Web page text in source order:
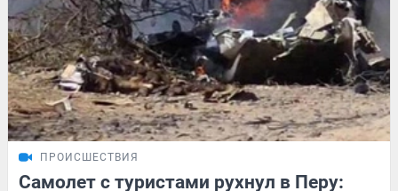
ПРОИСШЕСТВИЯ
Самолет с туристами рухнул в Перу: